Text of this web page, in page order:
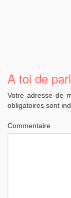
A toi de
Votre adresse de
obligatoires sont
Commentaire